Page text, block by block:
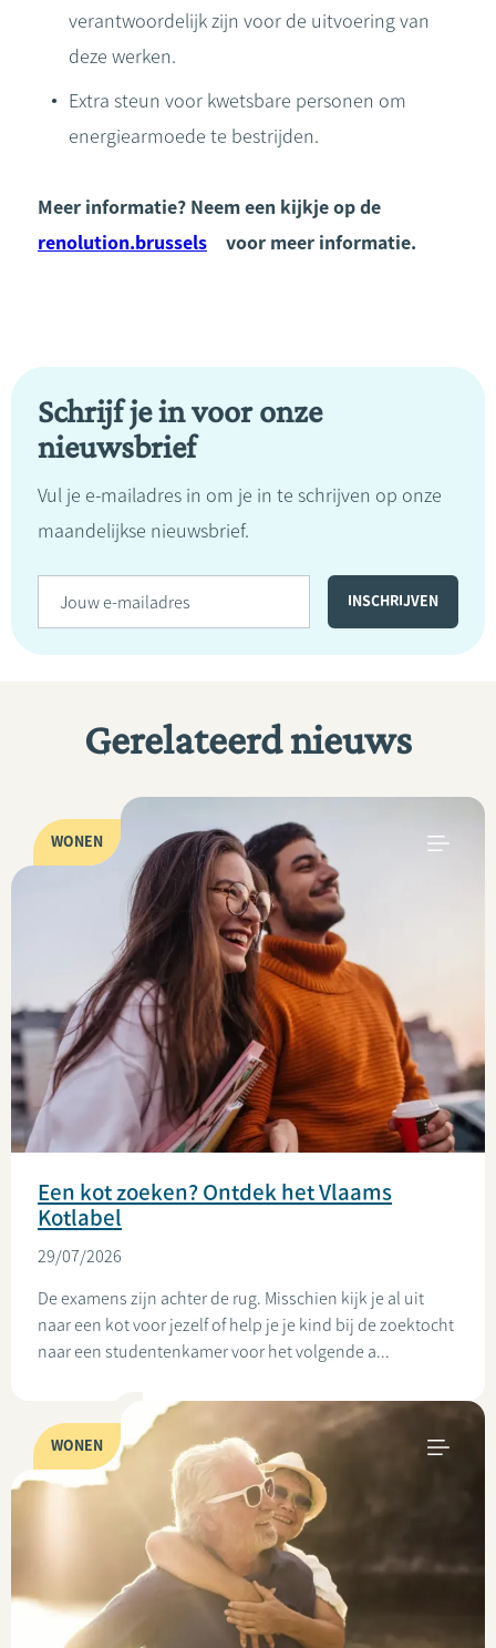
verantwoordelijk zijn voor de uitvoering van
deze werken.
Extra steun voor kwetsbare personen om
energiearmoede te bestrijden.
Meer informatie? Neem een kijkje op de
renolution.brussels
voor meer informatie.
Schrijf je in voor onze
nieuwsbrief
Vul je e-mailadres in om je in te schrijven op onze
maandelijkse nieuwsbrief.
Gerelateerd nieuws
WONEN
Een kot zoeken? Ontdek het Vlaams
Kotlabel
29/07/2026
De examens zijn achter de rug. Misschien kijk je al uit
naar een kot voor jezelf of help je je kind bij de zoektocht
naar een studentenkamer voor het volgende a...
WONEN